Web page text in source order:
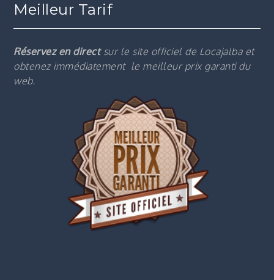
Meilleur Tarif
Réservez en directsur le site officiel de Locajalba et
obtenez immédiatement le meilleur prix garanti du
web.